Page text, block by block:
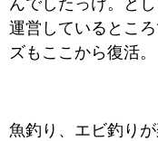
んでしたっけ。と
運営しているとこ
ズもここから復活。
魚釣り、エビ釣り